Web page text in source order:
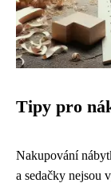
Tipy pro
Nakupování
a sedačky nejsou